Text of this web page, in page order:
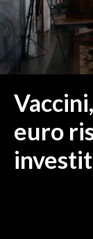
GALLURA
NUORO E
OGLIASTRA
ITALIA
MONDO
euro